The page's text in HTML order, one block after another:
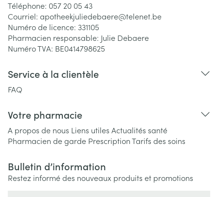
Téléphone: 057 20 05 43
Courriel: apotheekjuliedebaere@telenet.be
Numéro de licence: 331105
Pharmacien responsable: Julie Debaere
Numéro TVA: BE0414798625
Service à la clientèle
FAQ
Votre pharmacie
A propos de nous Liens utiles Actualités santé
Pharmacien de garde PrescriptionTarifs des soins
Bulletin d’information
Restez informé des nouveaux produits et promotions